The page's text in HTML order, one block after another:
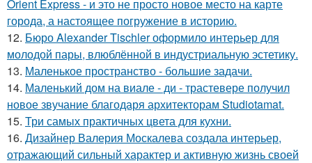
Orient Express - и это не просто новое место на карте
города, а настоящее погружение в историю.
12. Бюро Alexander Tischler оформило интерьер для
молодой пары, влюблённой в индустриальную эстетику.
13. Маленькое пространство - большие задачи.
14. Маленький дом на виале - ди - трастевере получил
новое звучание благодаря архитекторам Studiotamat.
15. Три самых практичных цвета для кухни.
16. Дизайнер Валерия Москалева создала интерьер,
отражающий сильный характер и активную жизнь своей